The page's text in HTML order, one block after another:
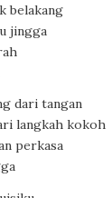
belakang
jingga
dari tangan
langkah kokoh
perkasa